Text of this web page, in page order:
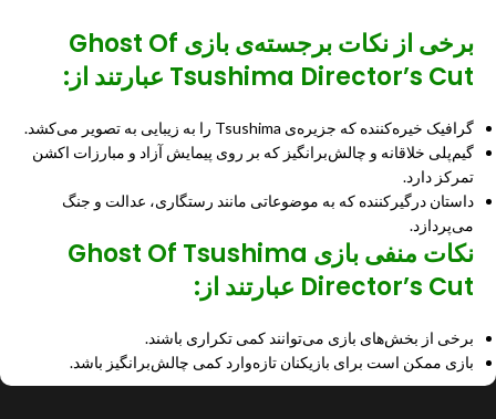
برخی از نکات برجسته‌ی بازی Ghost Of
Tsushima Director’s Cut عبارتند از:
گرافیک خیره‌کننده که جزیره‌ی Tsushima را به زیبایی به تصویر می‌کشد.
گیم‌پلی خلاقانه و چالش‌برانگیز که بر روی پیمایش آزاد و مبارزات اکشن
تمرکز دارد.
داستان درگیرکننده که به موضوعاتی مانند رستگاری، عدالت و جنگ
می‌پردازد.
نکات منفی بازی Ghost Of Tsushima
Director’s Cut عبارتند از:
برخی از بخش‌های بازی می‌توانند کمی تکراری باشند.
بازی ممکن است برای بازیکنان تازه‌وارد کمی چالش‌برانگیز باشد.